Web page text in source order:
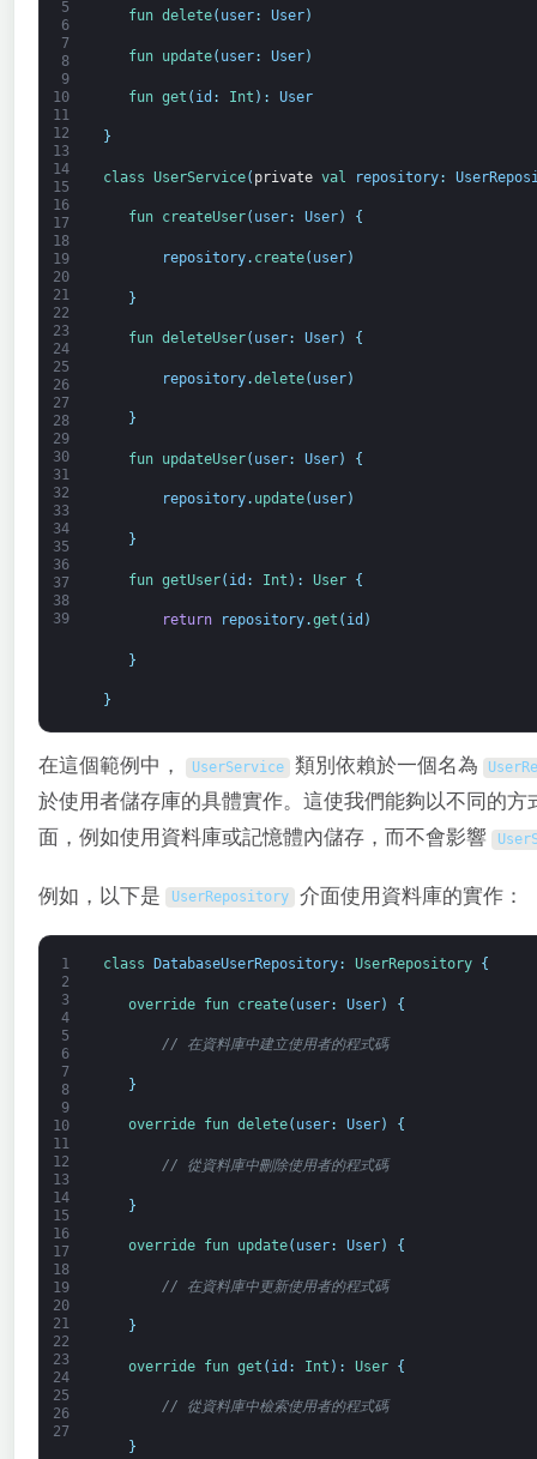
5
6
7
8
9
10
11
12
13
14
15
16
17
18
19
20
21
22
23
24
25
26
27
28
29
30
31
32
33
34
35
36
37
38
39
fun delete( user: User)
fun update( user: User)
fun get ( id : Int ) : User
}
class UserService( private val repository:
fun createUser( user: User) {
repository. create( user)
}
fun deleteUser( user: User) {
repository.delete( user)
}
fun updateUser( user: User) {
repository. update( user)
}
fun getUser( id : Int ) : User {
return repository.get ( id )
}
}
在這個範例中， UserService 類別依賴於一個名為
於使用者儲存庫的具體實作。這使我們能夠以不同的方
面，例如使用資料庫或記憶體內儲存，而不會影響
例如，以下是 UserRepository 介面使用資料庫的實作：
1
2
3
4
5
6
7
8
9
10
11
12
13
14
15
16
17
18
19
20
21
22
23
24
25
26
27
class DatabaseUserRepository: UserRepository {
override fun create( user: User) {
// 在資料庫中建立使用者的程式碼
}
override fun delete( user: User) {
// 從資料庫中刪除使用者的程式碼
}
override fun update( user: User) {
// 在資料庫中更新使用者的程式碼
}
override fun get ( id : Int ) : User {
// 從資料庫中檢索使用者的程式碼
}